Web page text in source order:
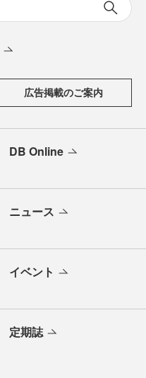
広告掲載のご案内
DB Online
ニュース
イベント
定期誌